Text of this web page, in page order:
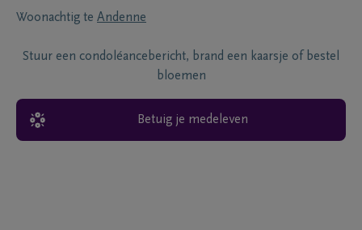
Woonachtig te Andenne
Stuur een condoléancebericht, brand een kaarsje of bestel
bloemen
Betuig je medeleven